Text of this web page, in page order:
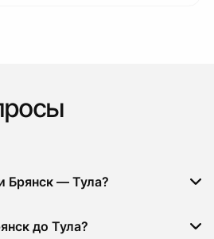
Брянск — Тула?
до Тула?